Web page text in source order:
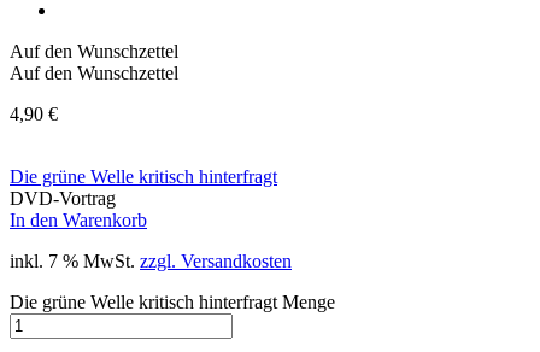
Auf den Wunschzettel
Auf den Wunschzettel
4,90 €
Die grüne Welle kritisch hinterfragt
DVD-Vortrag
In den Warenkorb
inkl. 7 % MwSt. zzgl. Versandkosten
Die grüne Welle kritisch hinterfragt Menge